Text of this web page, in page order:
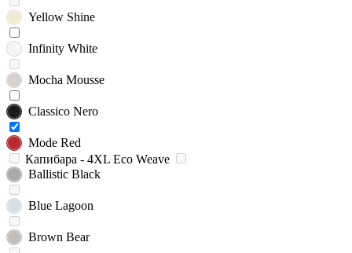
Yellow Shine
Infinity White
Mocha Mousse
Classico Nero
Mode Red
Капибара - 4XL Eco Weave
Ballistic Black
Blue Lagoon
Brown Bear